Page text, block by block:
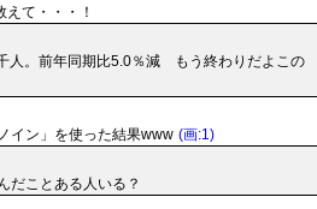
て・・・！
人。前年同期比5.0％減 もう終わりだよこの
イン」を使った結果www (画:1)
だことある人いる？